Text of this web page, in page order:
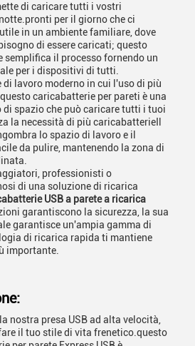
di caricare tutti i vostri
per il giorno che ci
in un ambiente familiare, dove
di essere caricati; questo
semplifica il processo fornendo un
per i dispositivi di tutti.
di lavoro moderno in cui l'uso di più
caricabatterie per pareti è una
spazio che può caricare tutti i tuoi
la necessità di più caricabatterieIl
lo spazio di lavoro e il
da pulire, mantenendo la zona di
professionisti o
di una soluzione di ricarica
USB a parete a ricarica
garantiscono la sicurezza, la sua
garantisce un'ampia gamma di
di ricarica rapida ti mantiene
importante.
nostra presa USB ad alta velocità,
il tuo stile di vita frenetico.questo